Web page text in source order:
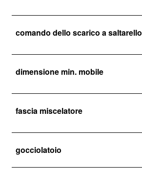
comando dello scarico a saltarello
dimensione min. mobile
fascia miscelatore
gocciolatoio